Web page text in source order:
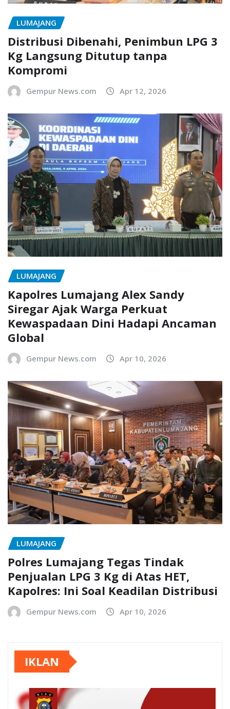
LUMAJANG
Distribusi Dibenahi, Penimbun LPG 3
Kg Langsung Ditutup tanpa
Kompromi
Gempur News.com Apr 12, 2026
LUMAJANG
Kapolres Lumajang Alex Sandy
Siregar Ajak Warga Perkuat
Kewaspadaan Dini Hadapi Ancaman
Global
Gempur News.com Apr 10, 2026
LUMAJANG
Polres Lumajang Tegas Tindak
Penjualan LPG 3 Kg di Atas HET,
Kapolres: Ini Soal Keadilan Distribusi
Gempur News.com Apr 10, 2026
IKLAN